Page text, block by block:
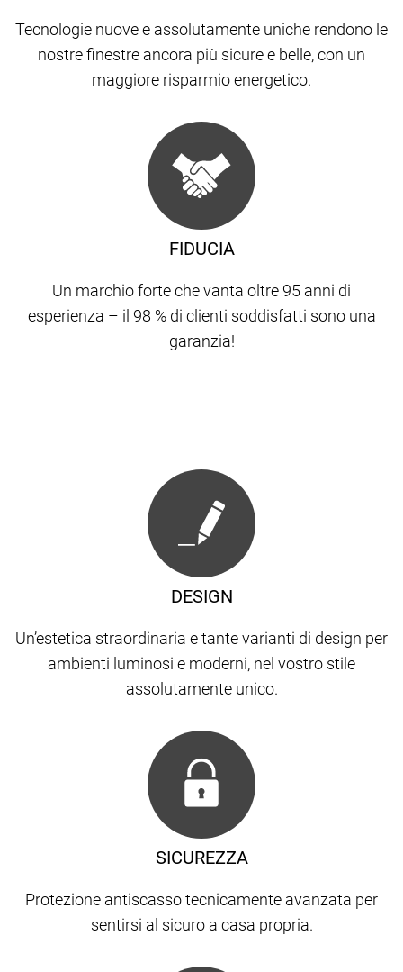
FIDUCIA
Un marchio forte che vanta oltre 95 anni di
esperienza – il 98 % di clienti soddisfatti sono una
garanzia!
Tecnologie nuove e assolutamente uniche rendono le
nostre finestre ancora più sicure e belle, con un
maggiore risparmio energetico.
DESIGN
Un’estetica straordinaria e tante varianti di design per
ambienti luminosi e moderni, nel vostro stile
assolutamente unico.
SICUREZZA
Protezione antiscasso tecnicamente avanzata per
sentirsi al sicuro a casa propria.